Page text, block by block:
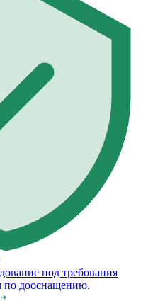
под требования
по дооснащению.